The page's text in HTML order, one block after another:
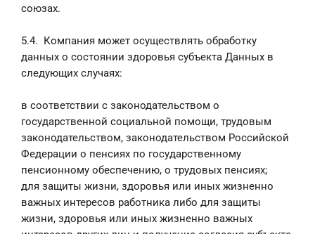
союзах.
5.4. Компания может осуществлять обработку
данных о состоянии здоровья субъекта Данных в
следующих случаях:
в соответствии с законодательством о
государственной социальной помощи, трудовым
законодательством, законодательством Российской
Федерации о пенсиях по государственному
пенсионному обеспечению, о трудовых пенсиях;
для защиты жизни, здоровья или иных жизненно
важных интересов работника либо для защиты
жизни, здоровья или иных жизненно важных